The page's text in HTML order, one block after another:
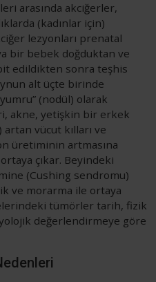
arasında akciğerler,
(kadınlar için)
lezyonları prenatal
bir bebek doğduktan ve
edildikten sonra teşhis
alt üçte birinde
(nodül) olarak
akne, yetişkin bir erkek
vücut kılları ve
üretiminin artmasına
çıkar. Beyindeki
(Cushing sendromu)
ve morarma ile ortaya
tümörler tarih, fizik
değerlendirmeye göre